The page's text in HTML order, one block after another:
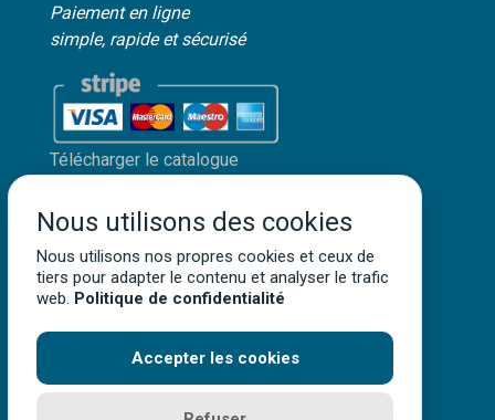
Paiement en ligne
simple, rapide et sécurisé
Télécharger le catalogue
Mentions légales
Politique de confidentialité
Conditions générales de vente
• Tous droits réservés
Nous utilisons des cookies
Nous utilisons nos propres cookies et ceux de
tiers pour adapter le contenu et analyser le trafic
web. Politique de confidentialité
Accepter les cookies